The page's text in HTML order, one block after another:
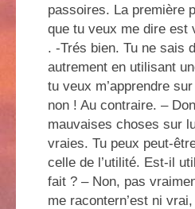
passoires. La première
que tu veux me dire est
. -Trés bien. Tu ne sais
autrement en utilisant
tu veux m’apprendre
non ! Au contraire. –
mauvaises choses sur
vraies. Tu peux peut-
celle de l’utilité. Est-il
fait ? – Non, pas
me racontern’est ni